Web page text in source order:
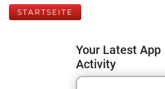
STARTSEITE
Your Latest App
Activity